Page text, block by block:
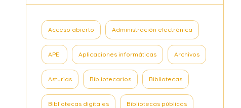
Acceso abierto Administración electrónica
APEI Aplicaciones informáticas Archivos
Asturias Bibliotecarios Bibliotecas
Bibliotecas digitales Bibliotecas públicas